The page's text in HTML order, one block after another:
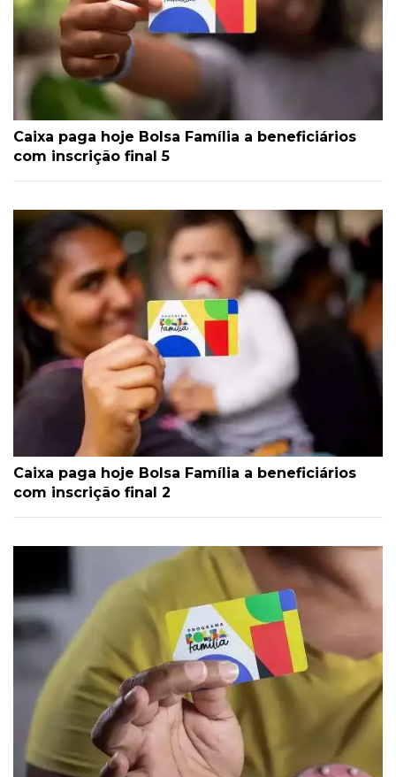
Caixa paga hoje Bolsa Família a beneficiários
com inscrição final 5
Caixa paga hoje Bolsa Família a beneficiários
com inscrição final 2